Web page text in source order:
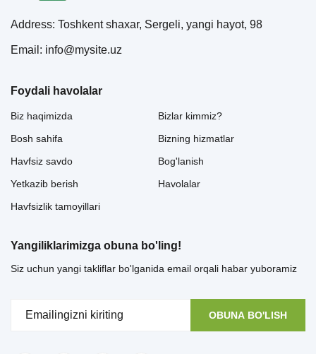
Address: Toshkent shaxar, Sergeli, yangi hayot, 98
Email: info@mysite.uz
Foydali havolalar
Biz haqimizda
Bosh sahifa
Havfsiz savdo
Yetkazib berish
Havfsizlik tamoyillari
Bizlar kimmiz?
Bizning hizmatlar
Bog'lanish
Havolalar
Yangiliklarimizga obuna bo'ling!
Siz uchun yangi takliflar bo'lganida email orqali habar yuboramiz
OBUNA BO'LISH